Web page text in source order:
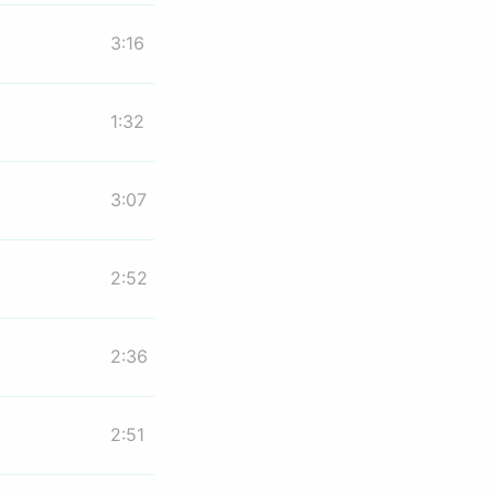
3:16
1:32
3:07
2:52
2:36
2:51